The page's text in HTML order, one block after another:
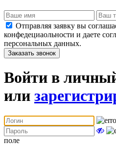
Отправляя заявку вы
конфедециаольности и даете
персональных данных.
Заказать звонок
Войти в
или
поле